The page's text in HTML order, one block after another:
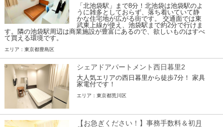
「北池袋駅」まで8分！北池袋は池袋駅のよ
うに雑多としておらず、落ち着いていて静
かな住宅地が広がる街です。 交通面では東
武東上線が使え、池袋駅まで約2分で行けま
す。隣の池袋駅周辺は商業施設が豊富にあるので、欲しいものはすべ
て買える環境です。
エリア：東京都豊島区
シェアドアパートメント西日暮里2
大人気エリアの西日暮里から徒歩7分！ 家具
家電付です！
エリア：東京都荒川区
【お急ぎください！】事務手数料＆初月